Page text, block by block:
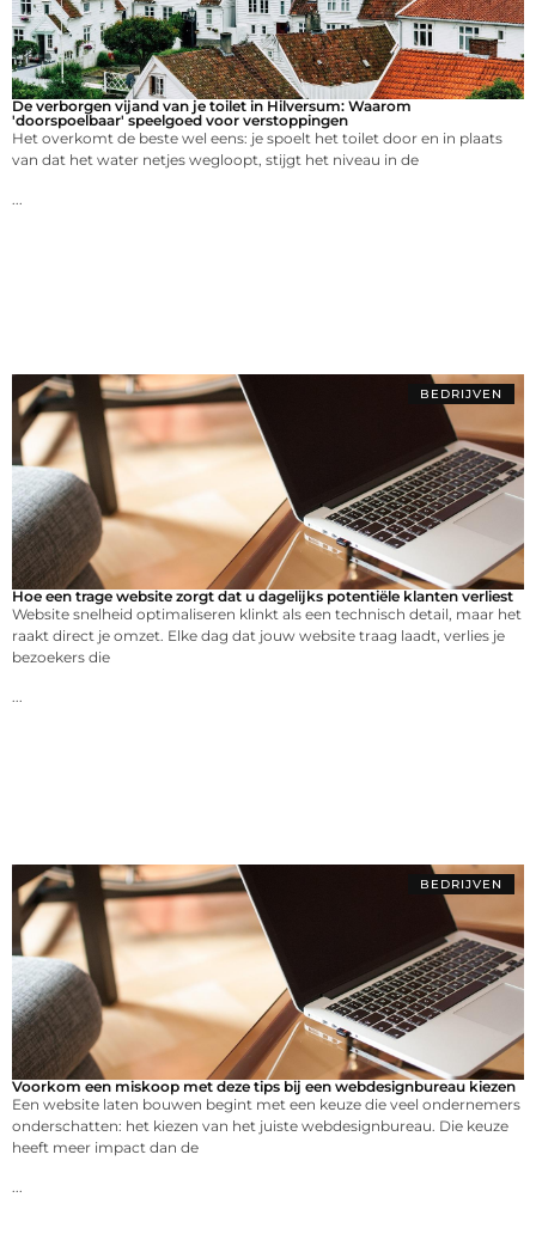
De verborgen vijand van je toilet in Hilversum: Waarom
'doorspoelbaar' speelgoed voor verstoppingen
Het overkomt de beste wel eens: je spoelt het toilet door en in plaats
van dat het water netjes wegloopt, stijgt het niveau in de
BEDRIJVEN
Hoe een trage website zorgt dat u dagelijks potentiële klanten verliest
Website snelheid optimaliseren klinkt als een technisch detail, maar het
raakt direct je omzet. Elke dag dat jouw website traag laadt, verlies je
bezoekers die
BEDRIJVEN
Voorkom een miskoop met deze tips bij een webdesignbureau kiezen
Een website laten bouwen begint met een keuze die veel ondernemers
onderschatten: het kiezen van het juiste webdesignbureau. Die keuze
heeft meer impact dan de